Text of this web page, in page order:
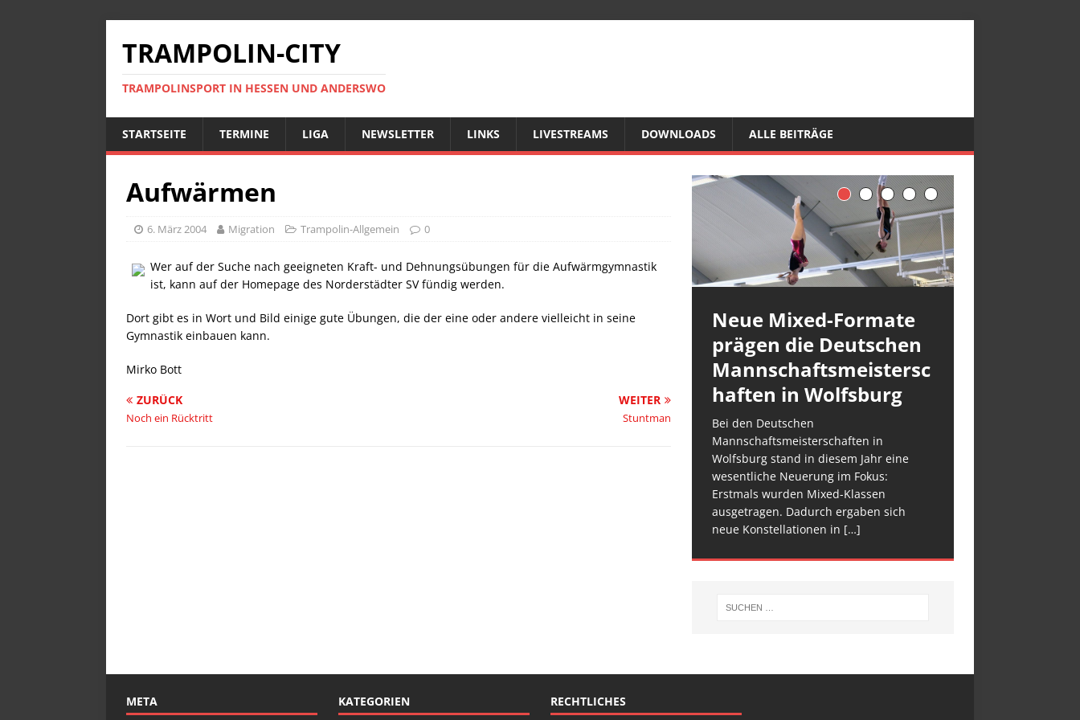
TRAMPOLIN-CITY
TRAMPOLINSPORT IN HESSEN UND ANDERSWO
STARTSEITE TERMINE LIGA NEWSLETTER LINKS LIVESTREAMS DOWNLOADS ALLE BEITRÄGE
Aufwärmen
6. März 2004 Migration Trampolin-Allgemein 0
Wer auf der Suche nach geeigneten Kraft- und Dehnungsübungen für die Aufwärmgymnastik
ist, kann auf der Homepage des Norderstädter SV fündig werden.
Dort gibt es in Wort und Bild einige gute Übungen, die der eine oder andere vielleicht in seine
Gymnastik einbauen kann.
Mirko Bott
ZURÜCK
Noch ein Rücktritt
WEITER
Stuntman
Neue Mixed-Formate
prägen die Deutschen
Mannschaftsmeistersc
haften in Wolfsburg
Bei den Deutschen
Mannschaftsmeisterschaften in
Wolfsburg stand in diesem Jahr eine
wesentliche Neuerung im Fokus:
Erstmals wurden Mixed-Klassen
ausgetragen. Dadurch ergaben sich
neue Konstellationen in […]
META KATEGORIEN RECHTLICHES